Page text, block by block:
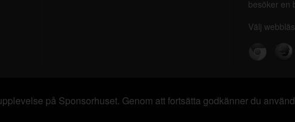
besöker en
Välj
på Sponsorhuset. Genom att fortsätta godkänner du